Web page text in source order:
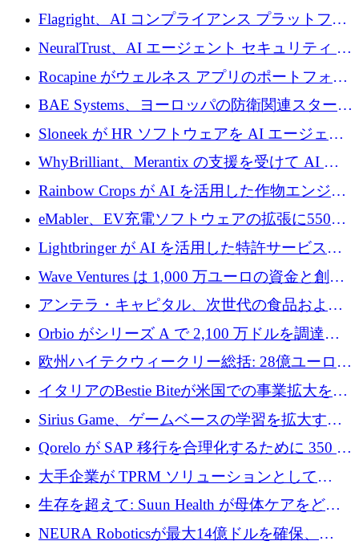
ズ スタートアップの Conduct に 6,000 万ドル
を調達
Flagright、AI コンプライアンス プラットフォ
ームを拡張するためにシリーズ A で 1,250 万
ドルを確保
NeuralTrust、AI エージェント セキュリティ プ
ラットフォームの拡張に 2,000 万ドルを調達
Rocapine がウェルネス アプリのポートフォリ
オを拡大するためにシリーズ A で 1,300 万ド
ルを調達
BAE Systems、ヨーロッパの防衛関連スタート
アップの規模拡大を支援するために 5,000 万
ユーロの支援を開始
Sloneek が HR ソフトウェアを AI エージェン
トに変えるために 600 万ドルを調達
WhyBrilliant、Merantix の支援を受けて AI 求
人マッチングを拡大するために 100 万ユーロ
Rainbow Crops が AI を活用した作物エンジニ
アリングを拡張するために 970 万ユーロを調
eMabler、EV充電ソフトウェアの拡張に550万
ユーロを確保
Lightbringer が AI を活用した特許サービスを
拡大するために 1,000 万ドルを調達
Wave Ventures は 1,000 万ユーロの資金と創設
者補助金で 10 周年を迎える
アンテラ・キャピタル、次世代の食品および
アグリテクノロジーのイノベーションを支援
するファンド III の初回クローズ額が 1 億ドル
に到達
Orbio がシリーズ A で 2,100 万ドルを調達、
AI 労働力管理を世界の最前線の労働者に提供
欧州ハイテクウィークリー総括: 28億ユーロの
取引と5月のハイライト
イタリアのBestie Biteが米国での事業拡大を加
速するために150万ユーロを調達
Sirius Game、ゲームベースの学習を拡大する
ために 130 万ユーロの資金調達を完了
Qorelo が SAP 移行を合理化するために 350 万
ドルを調達
大手企業が TPRM ソリューションとして
Vanta を選択する理由
生存を超えて: Suun Health が母体ケアをどの
ように再考しているか
NEURA Roboticsが最大14億ドルを確保、